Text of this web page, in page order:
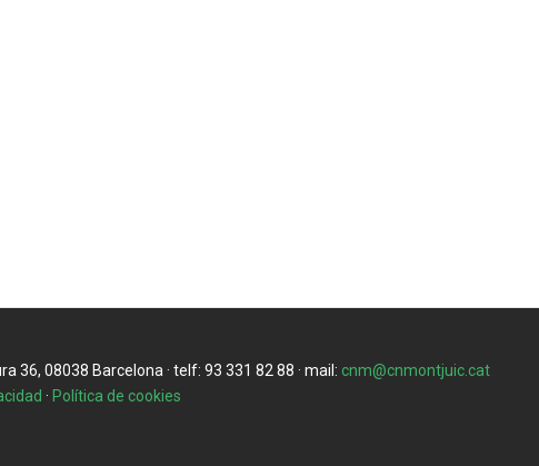
36, 08038 Barcelona · telf: 93 331 82 88 · mail: cnm@cnmontjuic.cat
·Política de cookies